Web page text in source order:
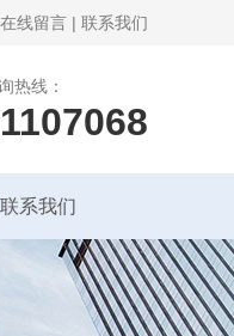
在线留言 | 联系我们
热线：
联系我们